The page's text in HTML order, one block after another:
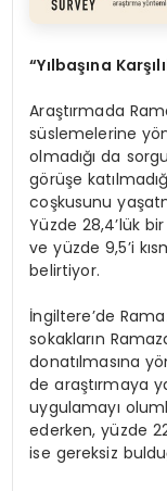
“Yılbaşına
Araştırmada
süslemelerine
olmadığı da
görüşe
coşkusunu
Yüzde 28,4’lük
ve yüzde 9,5’i
belirtiyor.
İngiltere’de
sokakların
donatılmasına
de araştırmaya
uygulamayı
ederken, yüzde
ise gereksiz